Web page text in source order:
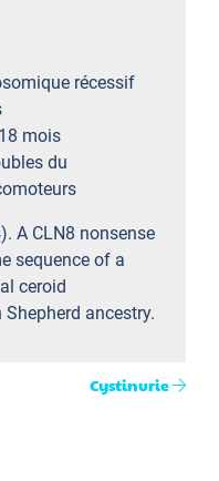
récessif
mois
du
A CLN8 nonsense
sequence of a
ceroid
ancestry.
Cystinurie